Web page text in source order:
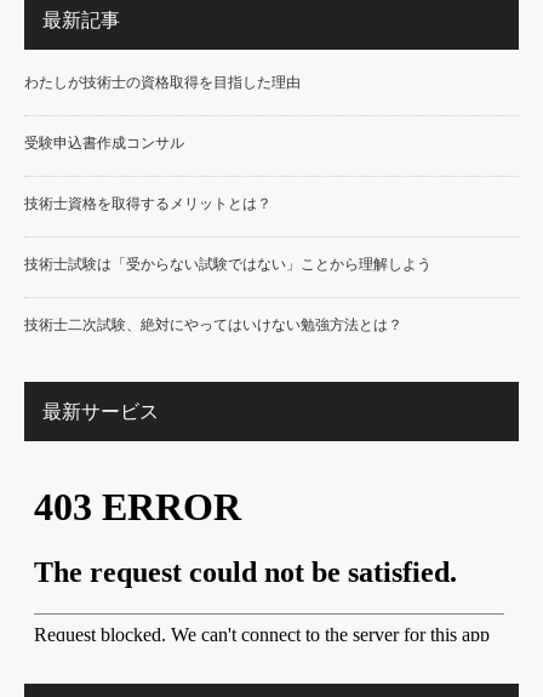
最新記事
わたしが技術士の資格取得を目指した理由
受験申込書作成コンサル
技術士資格を取得するメリットとは？
技術士試験は「受からない試験ではない」ことから理解しよう
技術士二次試験、絶対にやってはいけない勉強方法とは？
最新サービス